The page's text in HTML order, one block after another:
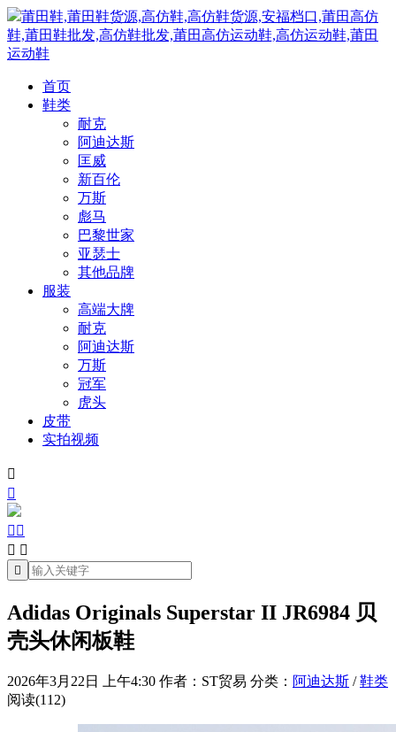
莆田鞋,莆田鞋货源,高仿鞋,高仿鞋货源,安福档口,莆田高仿
鞋,莆田鞋批发,高仿鞋批发,莆田高仿运动鞋,高仿运动鞋,莆田
运动鞋
首页
鞋类
耐克
阿迪达斯
匡威
新百伦
万斯
彪马
巴黎世家
亚瑟士
其他品牌
服装
高端大牌
耐克
阿迪达斯
万斯
冠军
虎头
皮带
实拍视频


 
 

Adidas Originals Superstar II JR6984 贝
壳头休闲板鞋
2026年3月22日 上午4:30 作者：ST贸易 分类： 阿迪达斯 /鞋类
阅读(112)